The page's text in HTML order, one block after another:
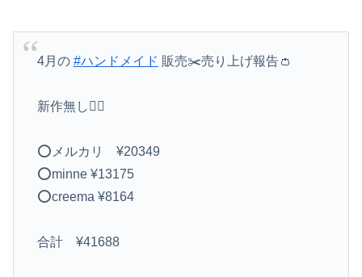
4月の #ハンドメイド 販売✂️売り上げ報告👛
新作無し🙆‍♀️
⭕️メルカリ ¥20349
⭕️minne ¥13175
⭕️creema ¥8164
合計 ¥41688